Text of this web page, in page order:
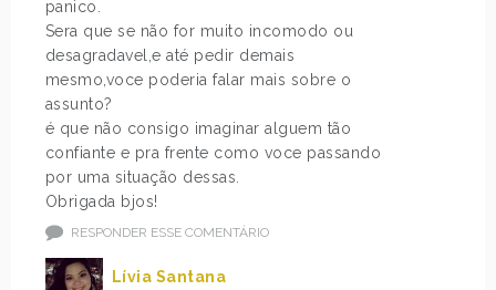
panico.
Sera que se não for muito incomodo ou
desagradavel,e até pedir demais
mesmo,voce poderia falar mais sobre o
assunto?
é que não consigo imaginar alguem tão
confiante e pra frente como voce passando
por uma situação dessas.
Obrigada bjos!
RESPONDER ESSE COMENTÁRIO
Lívia Santana